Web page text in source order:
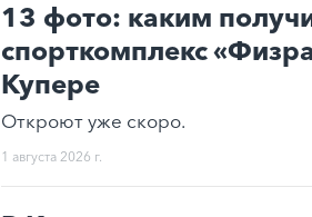
13 фото: каким
спорткомплекс
Купере
Откроют уже скоро.
1 августа 2026 г.